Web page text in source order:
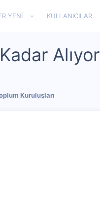
YENI KULLANICILAR
Alıyor
Kuruluşları